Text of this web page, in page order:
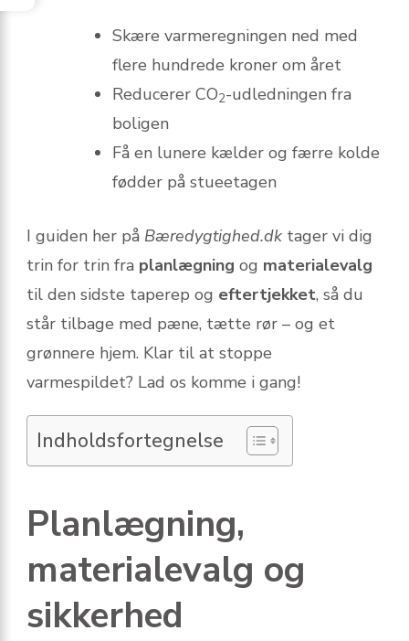
Skære varmeregningen ned med
flere hundrede kroner om året
Reducerer CO2-udledningen fra
boligen
Få en lunere kælder og færre kolde
fødder på stueetagen
I guiden her på Bæredygtighed.dk tager vi dig
trin for trin fra planlægning og materialevalg
til den sidste taperep og eftertjekket, så du
står tilbage med pæne, tætte rør – og et
grønnere hjem. Klar til at stoppe
varmespildet? Lad os komme i gang!
Indholdsfortegnelse
Planlægning,
materialevalg og
sikkerhed